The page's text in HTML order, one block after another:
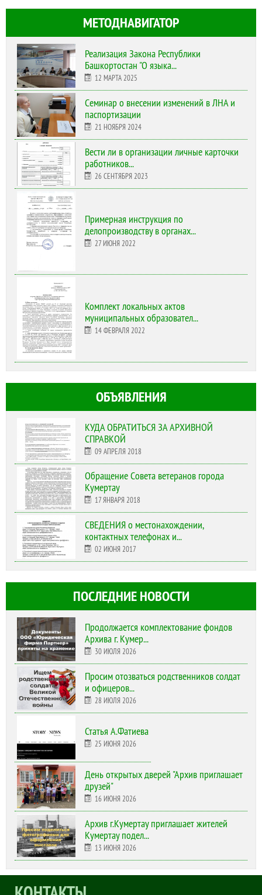
МЕТОДНАВИГАТОР
Реализация Закона Республики
Башкортостан "О языка...
12 МАРТА 2025
Cеминар о внесении изменений в ЛНА и
паспортизации
21 НОЯБРЯ 2024
Вести ли в организации личные карточки
работников...
26 СЕНТЯБРЯ 2023
Примерная инструкция по
делопроизводству в органах...
27 ИЮНЯ 2022
Комплект локальных актов
муниципальных образовател...
14 ФЕВРАЛЯ 2022
ОБЪЯВЛЕНИЯ
КУДА ОБРАТИТЬСЯ ЗА АРХИВНОЙ
СПРАВКОЙ
09 АПРЕЛЯ 2018
Обращение Совета ветеранов города
Кумертау
17 ЯНВАРЯ 2018
СВЕДЕНИЯ о местонахождении,
контактных телефонах и...
02 ИЮНЯ 2017
ПОСЛЕДНИЕ НОВОСТИ
Продолжается комплектование фондов
Архива г. Кумер...
30 ИЮЛЯ 2026
Просим отозваться родственников солдат
и офицеров...
28 ИЮЛЯ 2026
Статья А.Фатиева
25 ИЮНЯ 2026
День открытых дверей "Архив приглашает
друзей"
16 ИЮНЯ 2026
Архив г.Кумертау приглашает жителей
Кумертау подел...
13 ИЮНЯ 2026